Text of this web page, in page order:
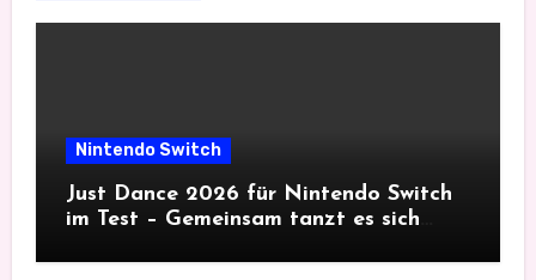
Nintendo Switch
Just Dance 2026 für Nintendo Switch
im Test – Gemeinsam tanzt es sich